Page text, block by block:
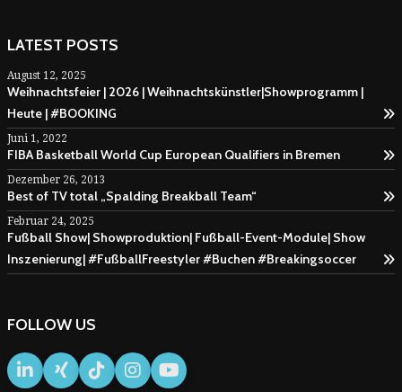
LATEST POSTS
August 12, 2025
Weihnachtsfeier | 2026 | Weihnachtskünstler|Showprogramm |
Heute | #BOOKING
Juni 1, 2022
FIBA Basketball World Cup European Qualifiers in Bremen
Dezember 26, 2013
Best of TV total „Spalding Breakball Team“
Februar 24, 2025
Fußball Show| Showproduktion| Fußball-Event-Module| Show
Inszenierung| #FußballFreestyler #Buchen #Breakingsoccer
FOLLOW US